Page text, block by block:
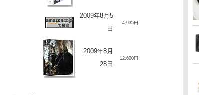
2009年8月5
日
4,935円
2009年8月
28日
12,600円